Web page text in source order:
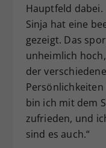
Hauptfeld
Sinja hat eine
gezeigt. Das
unheimlich
der
bin ich mit dem
zufrieden, und
sind es auch.“